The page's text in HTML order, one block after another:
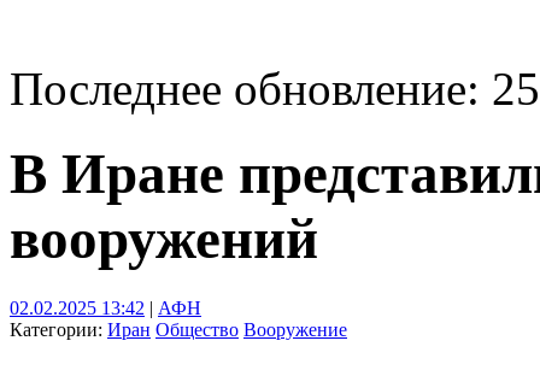
Последнее обновление:
В Иране
вооружений
02.02.2025 13:42 | АФН
Категории: Иран Общество Вооружение